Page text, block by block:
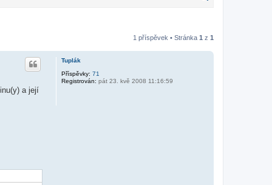
d
a
1 příspěvek • Stránka 1 z 1
Tuplák
Příspěvky: 71
Registrován: pát 23. kvě 2008 11:16:59
a její